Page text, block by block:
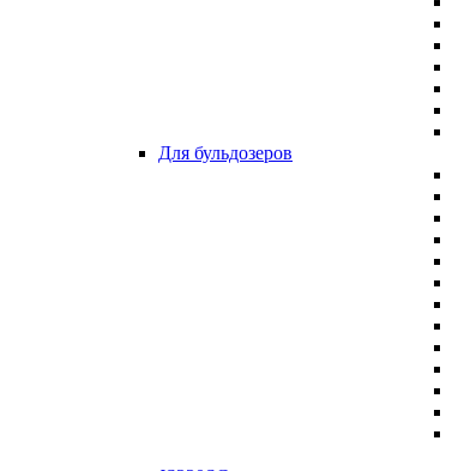
Для бульдозеров